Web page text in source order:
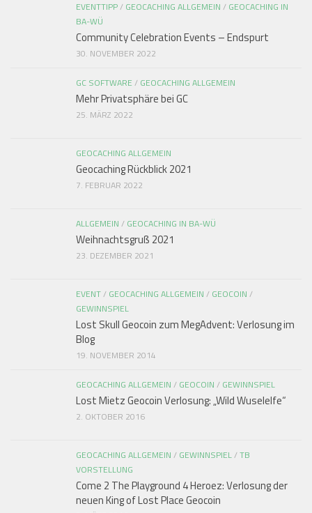
EVENTTIPP/ GEOCACHING ALLGEMEIN / GEOCACHING IN
BA-WÜ
Community Celebration Events – Endspurt
30. NOVEMBER 2022
GC SOFTWARE / GEOCACHING ALLGEMEIN
Mehr Privatsphäre bei GC
25. MÄRZ 2022
GEOCACHING ALLGEMEIN
Geocaching Rückblick 2021
7. FEBRUAR 2022
ALLGEMEIN / GEOCACHING IN BA-WÜ
Weihnachtsgruß 2021
23. DEZEMBER 2021
EVENT/ GEOCACHING ALLGEMEIN / GEOCOIN /
GEWINNSPIEL
Lost Skull Geocoin zum MegAdvent: Verlosung im
Blog
19. NOVEMBER 2014
GEOCACHING ALLGEMEIN / GEOCOIN / GEWINNSPIEL
Lost Mietz Geocoin Verlosung: „Wild Wuselelfe“
2. OKTOBER 2016
GEOCACHING ALLGEMEIN / GEWINNSPIEL/TB
VORSTELLUNG
Come 2 The Playground 4 Heroez: Verlosung der
neuen King of Lost Place Geocoin